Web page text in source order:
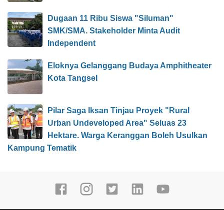
Dugaan 11 Ribu Siswa "Siluman"
SMK/SMA. Stakeholder Minta Audit
Independent
Eloknya Gelanggang Budaya Amphitheater
Kota Tangsel
Pilar Saga Iksan Tinjau Proyek "Rural
Urban Undeveloped Area" Seluas 23
Hektare. Warga Keranggan Boleh Usulkan
Kampung Tematik